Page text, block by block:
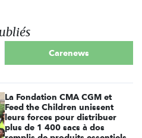
Carenews
La Fondation CMA CGM et
Feed the Children unissent
leurs forces pour distribuer
plus de 1 400 sacs à dos